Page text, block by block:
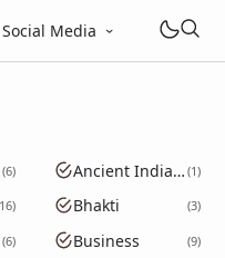
Social Media
6 Ancient India GK 1
Bhakti 3
6 Business 9